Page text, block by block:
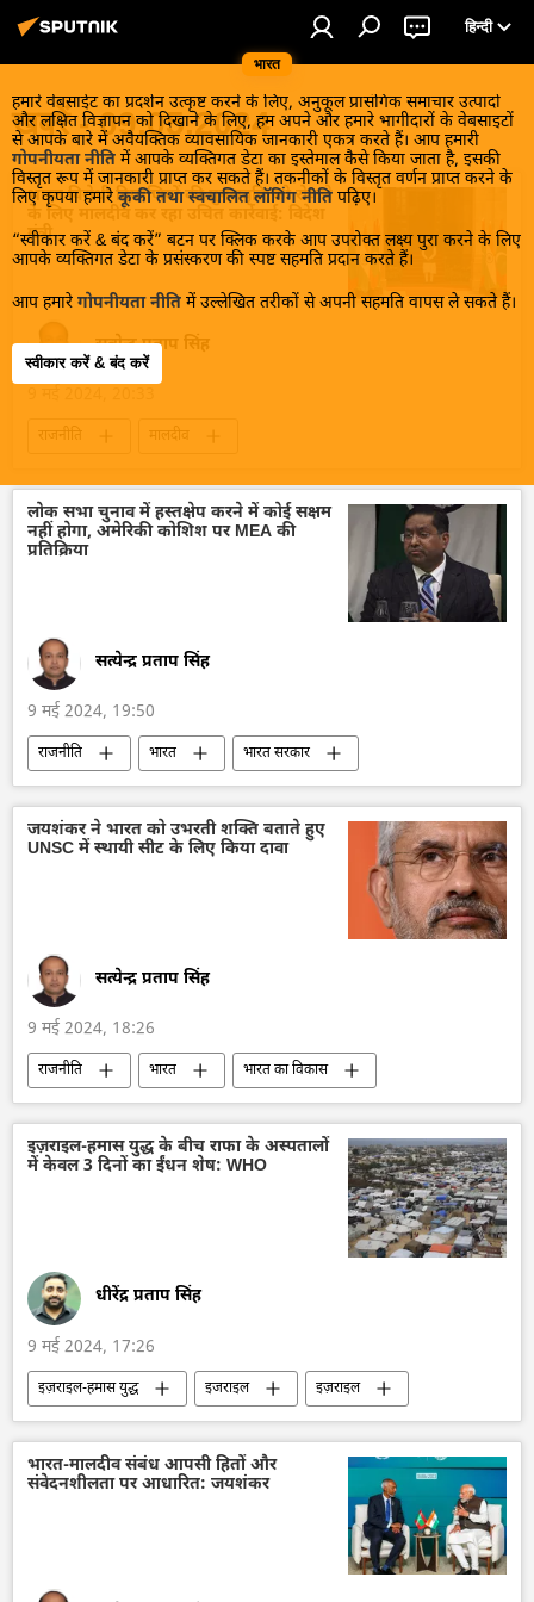
भारत
हिन्दी
हमारे वेबसाईट का प्रदर्शन उत्कृष्ट करने के लिए, अनुकूल प्रासंगिक समाचार उत्पादों
और लक्षित विज्ञापन को दिखाने के लिए, हम अपने और हमारे भागीदारों के वेबसाइटों
से आपके बारे में अवैयक्तिक व्यावसायिक जानकारी एकत्र करते हैं। आप हमारी
गोपनीयता नीति में आपके व्यक्तिगत डेटा का इस्तेमाल कैसे किया जाता है, इसकी
विस्तृत रूप में जानकारी प्राप्त कर सकते हैं। तकनीकों के विस्तृत वर्णन प्राप्त करने के
लिए कृपया हमारे कूकी तथा स्वचालित लॉगिंग नीति पढ़िए।
“स्वीकार करें & बंद करें” बटन पर क्लिक करके आप उपरोक्त लक्ष्य पुरा करने के लिए
आपके व्यक्तिगत डेटा के प्रसंस्करण की स्पष्ट सहमति प्रदान करते हैं।
आप हमारे गोपनीयता नीति में उल्लेखित तरीकों से अपनी सहमति वापस ले सकते हैं।
स्वीकार करें & बंद करें
खबरें - 09.05.2024
भारत विरोधी टिप्पणियों की पुनरावृति को रोकने
के लिए मालदीव कर रहा उचित कार्रवाई: विदेश
मंत्री
सत्येन्द्र प्रताप सिंह
राजनीति
मालदीव
भारत का विदेश मंत्रालय (MEA)
नरेन्द्र मोदी
द्विपक्षीय रिश्ते
लोक सभा चुनाव में हस्तक्षेप करने में कोई सक्षम
नहीं होगा, अमेरिकी कोशिश पर MEA की
प्रतिक्रिया
सत्येन्द्र प्रताप सिंह
9 मई 2024, 19:50
राजनीति भारत
भारत सरकार
विदेश मंत्रालय
भारत का विदेश मंत्रालय (MEA)
लोक सभा
2024 चुनाव
चुनाव
भारत-कनाडा विवाद
जयशंकर ने भारत को उभरती शक्ति बताते हुए
UNSC में स्थायी सीट के लिए किया दावा
सत्येन्द्र प्रताप सिंह
9 मई 2024, 18:26
राजनीति भारत
भारत का विकास
विदेश मंत्रालय
भारत का विदेश मंत्रालय (MEA)
भारत सरकार
एस. जयशंकर
यूएन सुरक्षा परिषद
इज़राइल-हमास युद्ध के बीच राफा के अस्पतालों
में केवल 3 दिनों का ईंधन शेष: WHO
धीरेंद्र प्रताप सिंह
9 मई 2024, 17:26
इज़राइल-हमास युद्ध इजराइल
इज़राइल
फिलिस्तीन
हमास
संयुक्त राष्ट्र
अस्पताल
बचाव कार्य
आपदा राहत
विश्व स्वास्थ्य संगठन (WHO)
भारत-मालदीव संबंध आपसी हितों और
संवेदनशीलता पर आधारित: जयशंकर